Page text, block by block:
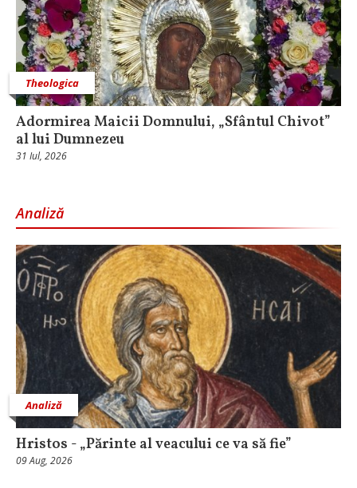
Theologica
Adormirea Maicii Domnului, „Sfântul Chivot”
al lui Dumnezeu
31 Iul, 2026
Analiză
Analiză
Hristos - „Părinte al veacului ce va să fie”
09 Aug, 2026